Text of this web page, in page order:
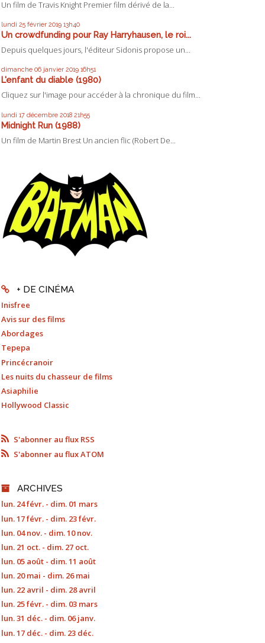
Un film de Travis Knight Premier film dérivé de la...
lundi 25 février 2019 13h40
Un crowdfunding pour Ray Harryhausen, le roi...
Depuis quelques jours, l'éditeur Sidonis propose un...
dimanche 06 janvier 2019 16h51
L'enfant du diable (1980)
Cliquez sur l'image pour accéder à la chronique du film...
lundi 17 décembre 2018 21h55
Midnight Run (1988)
Un film de Martin Brest Un ancien flic (Robert De...
+ DE CINÉMA
Inisfree
Avis sur des films
Abordages
Tepepa
Princécranoir
Les nuits du chasseur de films
Asiaphilie
Hollywood Classic
S'abonner au flux RSS
S'abonner au flux ATOM
ARCHIVES
lun. 24 févr. - dim. 01 mars
lun. 17 févr. - dim. 23 févr.
lun. 04 nov. - dim. 10 nov.
lun. 21 oct. - dim. 27 oct.
lun. 05 août - dim. 11 août
lun. 20 mai - dim. 26 mai
lun. 22 avril - dim. 28 avril
lun. 25 févr. - dim. 03 mars
lun. 31 déc. - dim. 06 janv.
lun. 17 déc. - dim. 23 déc.